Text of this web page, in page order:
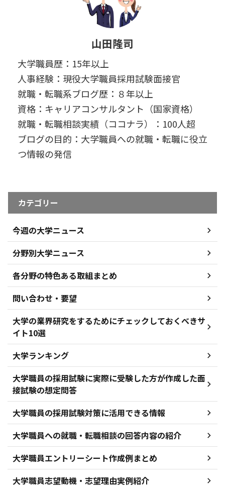
山田隆司
大学職員歴：15年以上
人事経験：現役大学職員採用試験面接官
就職・転職系ブログ歴：８年以上
資格：キャリアコンサルタント（国家資格）
就職・転職相談実績（ココナラ）：100人超
ブログの目的：大学職員への就職・転職に役立
つ情報の発信
カテゴリー
今週の大学ニュース
分野別大学ニュース
各分野の特色ある取組まとめ
問い合わせ・要望
大学の業界研究をするためにチェックしておくべきサ
イト10選
大学ランキング
大学職員の採用試験に実際に受験した方が作成した面
接試験の想定問答
大学職員の採用試験対策に活用できる情報
大学職員への就職・転職相談の回答内容の紹介
大学職員エントリーシート作成例まとめ
大学職員志望動機・志望理由実例紹介